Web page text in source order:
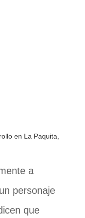
en La Paquita,
a
personaje
que